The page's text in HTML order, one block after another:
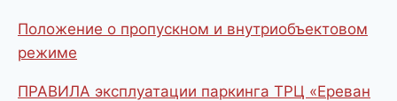
Положение о пропускном и внутриобъектовом
режиме
ПРАВИЛА эксплуатации паркинга ТРЦ «Ереван